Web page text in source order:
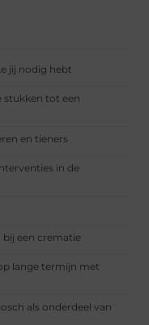
jij nodig hebt
stukken tot een
en tieners
in de
bij een crematie
lange termijn met
als onderdeel van